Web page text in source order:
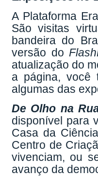
A Plataforma
São visitas
bandeira do
versão do
atualização do
a página, você
algumas das
De Olho na
disponível para
Casa da
Centro de
vivenciam, ou
avanço da